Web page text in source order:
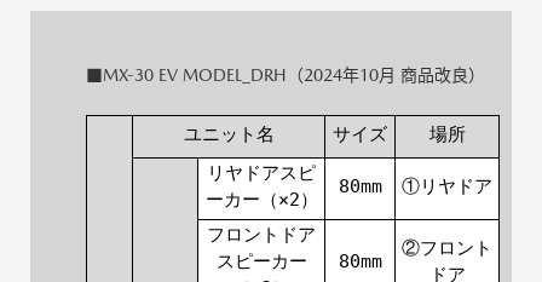
■MX-30 EV MODEL_DRH（2024年10月 商品改良）
ユニット名 サイズ 場所
リヤドアスピ
ーカー（×2）
80mm ①リヤドア
フロントドア
スピーカー
80mm
②フロント
ドア